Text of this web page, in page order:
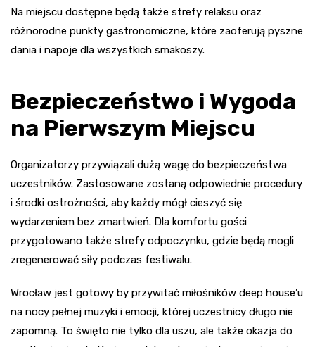
Na miejscu dostępne będą także strefy relaksu oraz
różnorodne punkty gastronomiczne, które zaoferują pyszne
dania i napoje dla wszystkich smakoszy.
Bezpieczeństwo i Wygoda
na Pierwszym Miejscu
Organizatorzy przywiązali dużą wagę do bezpieczeństwa
uczestników. Zastosowane zostaną odpowiednie procedury
i środki ostrożności, aby każdy mógł cieszyć się
wydarzeniem bez zmartwień. Dla komfortu gości
przygotowano także strefy odpoczynku, gdzie będą mogli
zregenerować siły podczas festiwalu.
Wrocław jest gotowy by przywitać miłośników deep house’u
na nocy pełnej muzyki i emocji, której uczestnicy długo nie
zapomną. To święto nie tylko dla uszu, ale także okazja do